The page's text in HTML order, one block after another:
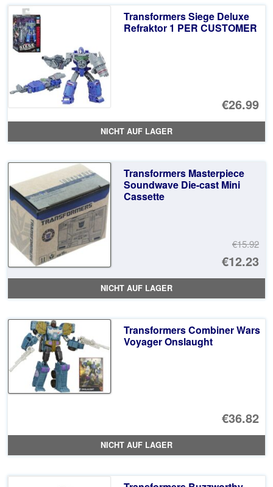
Transformers Siege Deluxe
Refraktor 1 PER CUSTOMER
€26.99
NICHT AUF LAGER
Transformers Masterpiece
Soundwave Die-cast Mini
Cassette
€15.92
€12.23
NICHT AUF LAGER
Transformers Combiner Wars
Voyager Onslaught
€36.82
NICHT AUF LAGER